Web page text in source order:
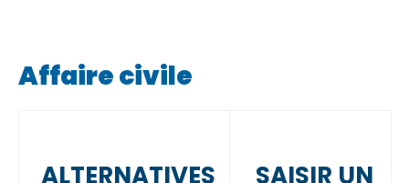
Affaire civile
ALTERNATIVES
SAISIR UN